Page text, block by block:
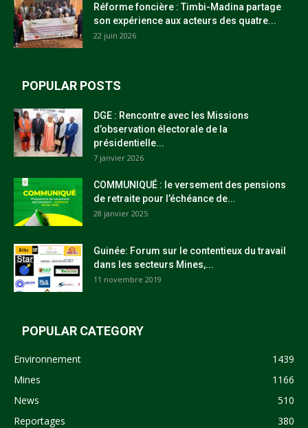
Réforme foncière : Timbi-Madina partage
son expérience aux acteurs des quatre...
22 juin 2026
POPULAR POSTS
DGE : Rencontre avec les Missions
d’observation électorale de la
présidentielle...
7 janvier 2026
COMMUNIQUÉ : le versement des pensions
de retraite pour l’échéance de...
28 janvier 2025
Guinée: Forum sur le contentieux du travail
dans les secteurs Mines,...
11 novembre 2019
POPULAR CATEGORY
Environnement
1439
Mines
1166
News
510
Reportages
380